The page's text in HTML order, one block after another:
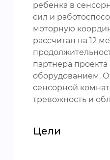
ребенка в
сил и
моторную
рассчитан на 12
партнера
оборудованием.
сенсорной
тревожность и
Цели